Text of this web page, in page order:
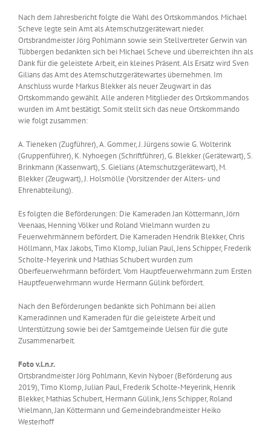
Nach dem Jahresbericht folgte die Wahl des Ortskommandos. Michael
Scheve legte sein Amt als Atemschutzgerätewart nieder.
Ortsbrandmeister Jörg Pohlmann sowie sein Stellvertreter Gerwin van
Tübbergen bedankten sich bei Michael Scheve und überreichten ihn als
Dank für die geleistete Arbeit, ein kleines Präsent. Als Ersatz wird Sven
Gilians das Amt des Atemschutzgerätewartes übernehmen. Im
Anschluss wurde Markus Blekker als neuer Zeugwart in das
Ortskommando gewählt. Alle anderen Mitglieder des Ortskommandos
wurden im Amt bestätigt. Somit stellt sich das neue Ortskommando
wie folgt zusammen:
A. Tieneken (Zugführer), A. Gommer, J. Jürgens sowie G. Wolterink
(Gruppenführer), K. Nyhoegen (Schriftführer), G. Blekker (Gerätewart), S.
Brinkmann (Kassenwart), S. Gielians (Atemschutzgerätewart), M.
Blekker (Zeugwart), J. Holsmölle (Vorsitzender der Alters- und
Ehrenabteilung).
Es folgten die Beförderungen: Die Kameraden Jan Köttermann, Jörn
Veenaas, Henning Völker und Roland Vrielmann wurden zu
Feuerwehrmännern befördert. Die Kameraden Hendrik Blekker, Chris
Höllmann, Max Jakobs, Timo Klomp, Julian Paul, Jens Schipper, Frederik
Scholte-Meyerink und Mathias Schubert wurden zum
Oberfeuerwehrmann befördert. Vom Hauptfeuerwehrmann zum Ersten
Hauptfeuerwehrmann wurde Hermann Gülink befördert.
Nach den Beförderungen bedankte sich Pohlmann bei allen
Kameradinnen und Kameraden für die geleistete Arbeit und
Unterstützung sowie bei der Samtgemeinde Uelsen für die gute
Zusammenarbeit.
Foto v.l.n.r.
Ortsbrandmeister Jörg Pohlmann, Kevin Nyboer (Beförderung aus
2019), Timo Klomp, Julian Paul, Frederik Scholte-Meyerink, Henrik
Blekker, Mathias Schubert, Hermann Gülink, Jens Schipper, Roland
Vrielmann, Jan Köttermann und Gemeindebrandmeister Heiko
Westerhoff